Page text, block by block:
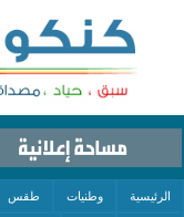
الرئيسية وطنيات طقس